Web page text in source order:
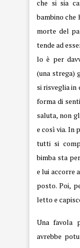
che si sia
bambino che
morte del
tende ad
lo è per
(una strega)
si risveglia in
forma di
saluta, non
e così via. In
tutti si
bimba sta
e lui accorre
posto. Poi,
letto e
Una favola
avrebbe